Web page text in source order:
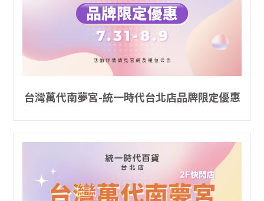
台灣萬代南夢宮-統一時代台北店品牌限定優惠